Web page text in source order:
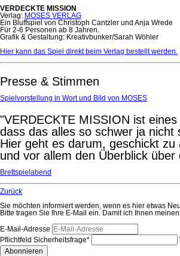
VERDECKTE MISSION
Verlag: MOSES VERLAG
Ein Bluffspiel von Christoph Cantzler und Anja Wrede
Für 2-6 Personen ab 8 Jahren.
Grafik & Gestaltung: Kreativbunker/Sarah Wöhler
Hier kann das Spiel direkt beim Verlag bestellt werden.
Presse & Stimmen
Spielvorstellung in Wort und Bild von MOSES
"VERDECKTE MISSION ist
dass das alles so schwer ja nicht
Hier geht es darum, geschickt zu
und vor allem den Überblick
Brettspielabend
Zurück
Sie möchten informiert werden, wenn es hier etwas
Bitte tragen Sie Ihre E-Mail ein. Damit ich Ihnen
E-Mail-Adresse
Pflichtfeld Sicherheitsfrage*
Abonnieren